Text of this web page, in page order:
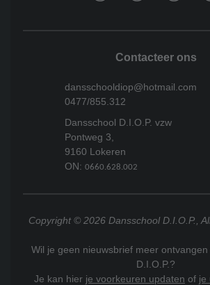
Contacteer ons
dansschooldiop@hotmail.com
0477/855.312
Dansschool D.I.O.P. vzw
Pontweg 3,
9160 Lokeren
ON: 0660.628.002
Copyright © 2026 Dansschool D.I.O.P.,
Wil je geen nieuwsbrief meer
D.I.O.P.?
Je kan hier je voorkeuren updaten of je